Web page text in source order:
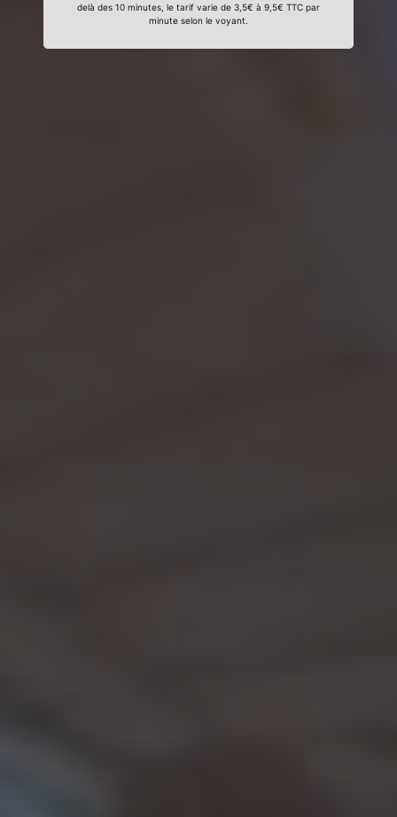
delà des 10 minutes, le tarif varie de 3,5€ à 9,5€ TTC par
minute selon le voyant.